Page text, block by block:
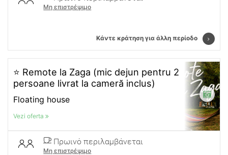
Μη επιστρέψιμο
Κάντε κράτηση για άλλη περίοδο
⭐ Remote la Zaga (mic dejun pentru 2
persoane livrat la cameră inclus)
Floating house
Vezi oferta
Πρωινό περιλαμβάνεται
Μη επιστρέψιμο